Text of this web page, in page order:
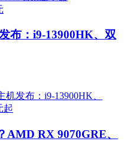
布：i9-13900HK、双
AMD RX 9070GRE、